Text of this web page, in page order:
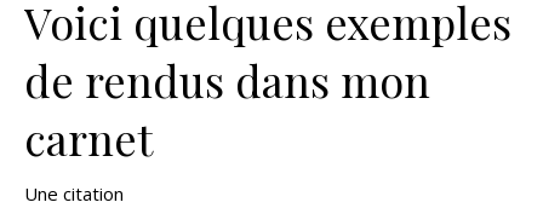
Voici quelques exemples
de rendus dans mon
carnet
Une citation